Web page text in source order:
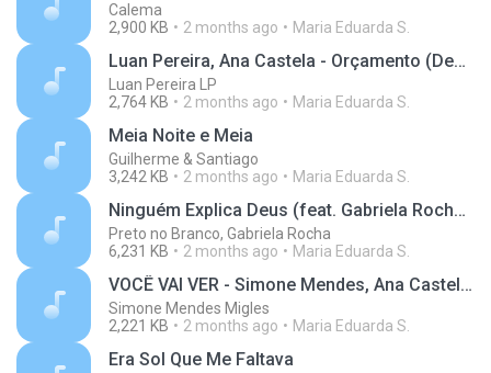
Calema
2,900 KB
2 months ago Maria Eduarda S.
Luan Pereira, Ana Castela - Orçamento (Debaixo do Meu Chapéu)
Luan Pereira LP
2,764 KB
2 months ago Maria Eduarda S.
Meia Noite e Meia
Guilherme & Santiago
3,242 KB
2 months ago Maria Eduarda S.
Ninguém Explica Deus (feat. Gabriela Rocha) - Ao Vivo
Preto no Branco, Gabriela Rocha
6,231 KB
2 months ago Maria Eduarda S.
VOCÊ VAI VER - Simone Mendes, Ana Castela (Especial Amigas 2024)
Simone Mendes Migles
2,221 KB
2 months ago Maria Eduarda S.
Era Sol Que Me Faltava